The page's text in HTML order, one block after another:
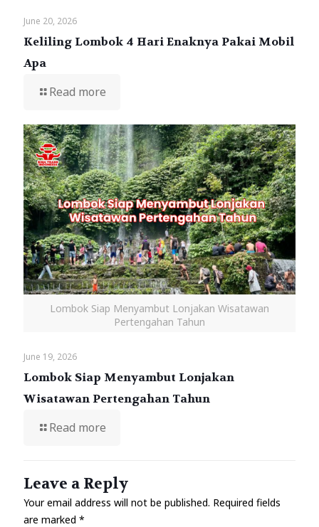
June 20, 2026
Keliling Lombok 4 Hari Enaknya Pakai Mobil
Apa
Read more
Lombok Siap Menyambut Lonjakan Wisatawan
Pertengahan Tahun
June 19, 2026
Lombok Siap Menyambut Lonjakan
Wisatawan Pertengahan Tahun
Read more
Leave a Reply
Your email address will not be published. Required fields
are marked *